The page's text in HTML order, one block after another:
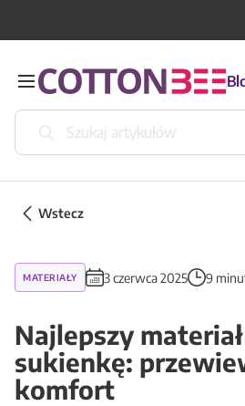
Wstecz
MATERIAŁY 3 czerwca 2025 9
Najlepszy
sukienkę:
komfort